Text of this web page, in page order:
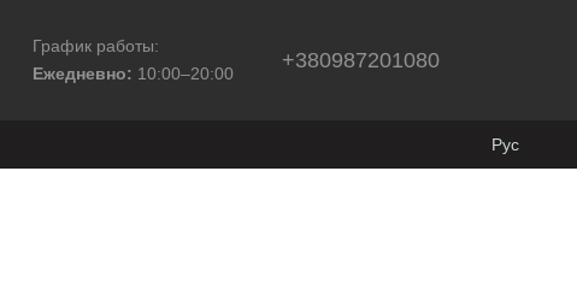
График работы:
Ежедневно: 10:00–20:00
+380987201080
Рус